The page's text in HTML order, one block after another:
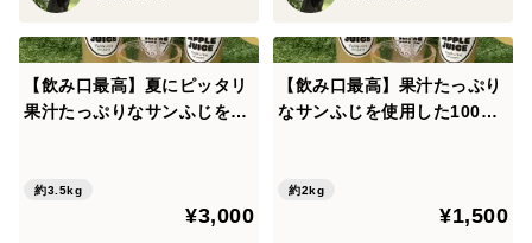
【飲み口最高】夏にピッタリ
果汁たっぷりなサンふじを使
約3.5kg
¥3,000
【飲み口最高】果汁たっぷり
なサンふじを使用した100%
約2kg
¥1,500